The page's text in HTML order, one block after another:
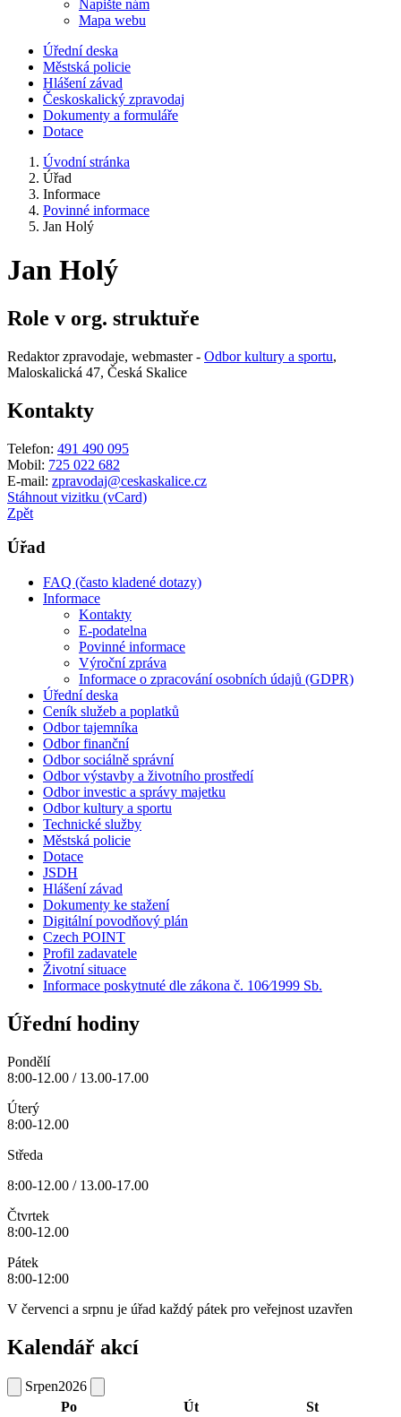
Napište nám
Mapa webu
Úřední deska
Městská policie
Hlášení závad
Českoskalický zpravodaj
Dokumenty a formuláře
Dotace
Úvodní stránka
Úřad
Informace
Povinné informace
Jan Holý
Jan Holý
Role v org. struktuře
Redaktor zpravodaje, webmaster - Odbor kultury a sportu,
Maloskalická 47, Česká Skalice
Kontakty
Telefon: 491 490 095
Mobil: 725 022 682
E-mail: zpravodaj@ceskaskalice.cz
Stáhnout vizitku (vCard)
Zpět
Úřad
FAQ (často kladené dotazy)
Informace
Kontakty
E-podatelna
Povinné informace
Výroční zpráva
Informace o zpracování osobních údajů (GDPR)
Úřední deska
Ceník služeb a poplatků
Odbor tajemníka
Odbor finanční
Odbor sociálně správní
Odbor výstavby a životního prostředí
Odbor investic a správy majetku
Odbor kultury a sportu
Technické služby
Městská policie
Dotace
JSDH
Hlášení závad
Dokumenty ke stažení
Digitální povodňový plán
Czech POINT
Profil zadavatele
Životní situace
Informace poskytnuté dle zákona č. 106⁄1999 Sb.
Úřední hodiny
Pondělí
8:00-12.00 / 13.00-17.00
Úterý
8:00-12.00
Středa
8:00-12.00 / 13.00-17.00
Čtvrtek
8:00-12.00
Pátek
8:00-12:00
V červenci a srpnu je úřad každý pátek pro veřejnost uzavřen
Kalendář akcí
Srpen2026
Po
Út
St